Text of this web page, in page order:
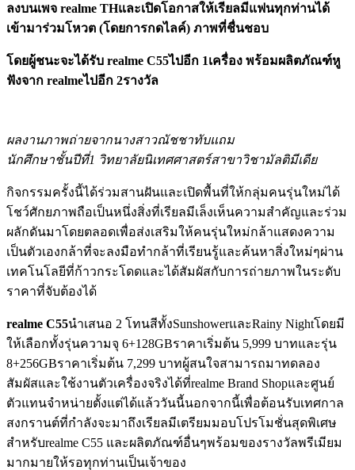
ลงบนเพจ realme THและเปิดโอกาสให้เรียลมีแฟนทุกท่านได้
เข้ามาร่วมโหวต (โดยการกดไลค์) ภาพที่ชื่นชอบ
โดยผู้ชนะจะได้รับ realme C55ไปอีก 1เครื่อง พร้อมผลิตภัณฑ์หู
ฟังจาก realmeไปอีก 2รางวัล
ผลงานภาพถ่ายจากนางสาวณัชชาทับแถม
นักศึกษาชั้นปีที่1 วิทยาลัยนิเทศศาสตร์สาขาวิชามัลติมีเดีย
กิจกรรมครั้งนี้ได้ร่วมสานฝันและเปิดพื้นที่ให้กลุ่มคนรุ่นใหม่ได้
โชว์ศักยภาพถือเป็นหนึ่งสิ่งที่เรียลมีเล็งเห็นความสำคัญและร่วม
ผลักดันมาโดยตลอดเพื่อส่งเสริมให้คนรุ่นใหม่กล้าแสดงความ
เป็นตัวเองกล้าที่จะลงมือทำกล้าที่เรียนรู้และค้นหาสิ่งใหม่ๆผ่าน
เทคโนโลยีที่ก้าวกระโดดและได้สัมผัสกับการถ่ายภาพในระดับ
ราคาที่จับต้องได้
realme C55นำเสนอ 2 โทนสีทั้งSunshowerและRainy Nightโดยมี
ให้เลือกทั้งรุ่นความจุ 6+128GBราคาเริ่มต้น 5,999 บาทและรุ่น
8+256GBราคาเริ่มต้น 7,299 บาทผู้สนใจสามารถมาทดลอง
สัมผัสและใช้งานตัวเครื่องจริงได้ที่realme Brand Shopและศูนย์
ตัวแทนจำหน่ายตั้งแต่ได้แล้ววันนี้นอกจากนี้เพื่อต้อนรับเทศกาล
สงกรานต์ที่กำลังจะมาถึงเรียลมีเตรียมมอบโปรโมชั่นสุดพิเศษ
สำหรับrealme C55 และผลิตภัณฑ์อื่นๆพร้อมของรางวัลพรีเมียม
มากมายให้รอทุกท่านเป็นเจ้าของ